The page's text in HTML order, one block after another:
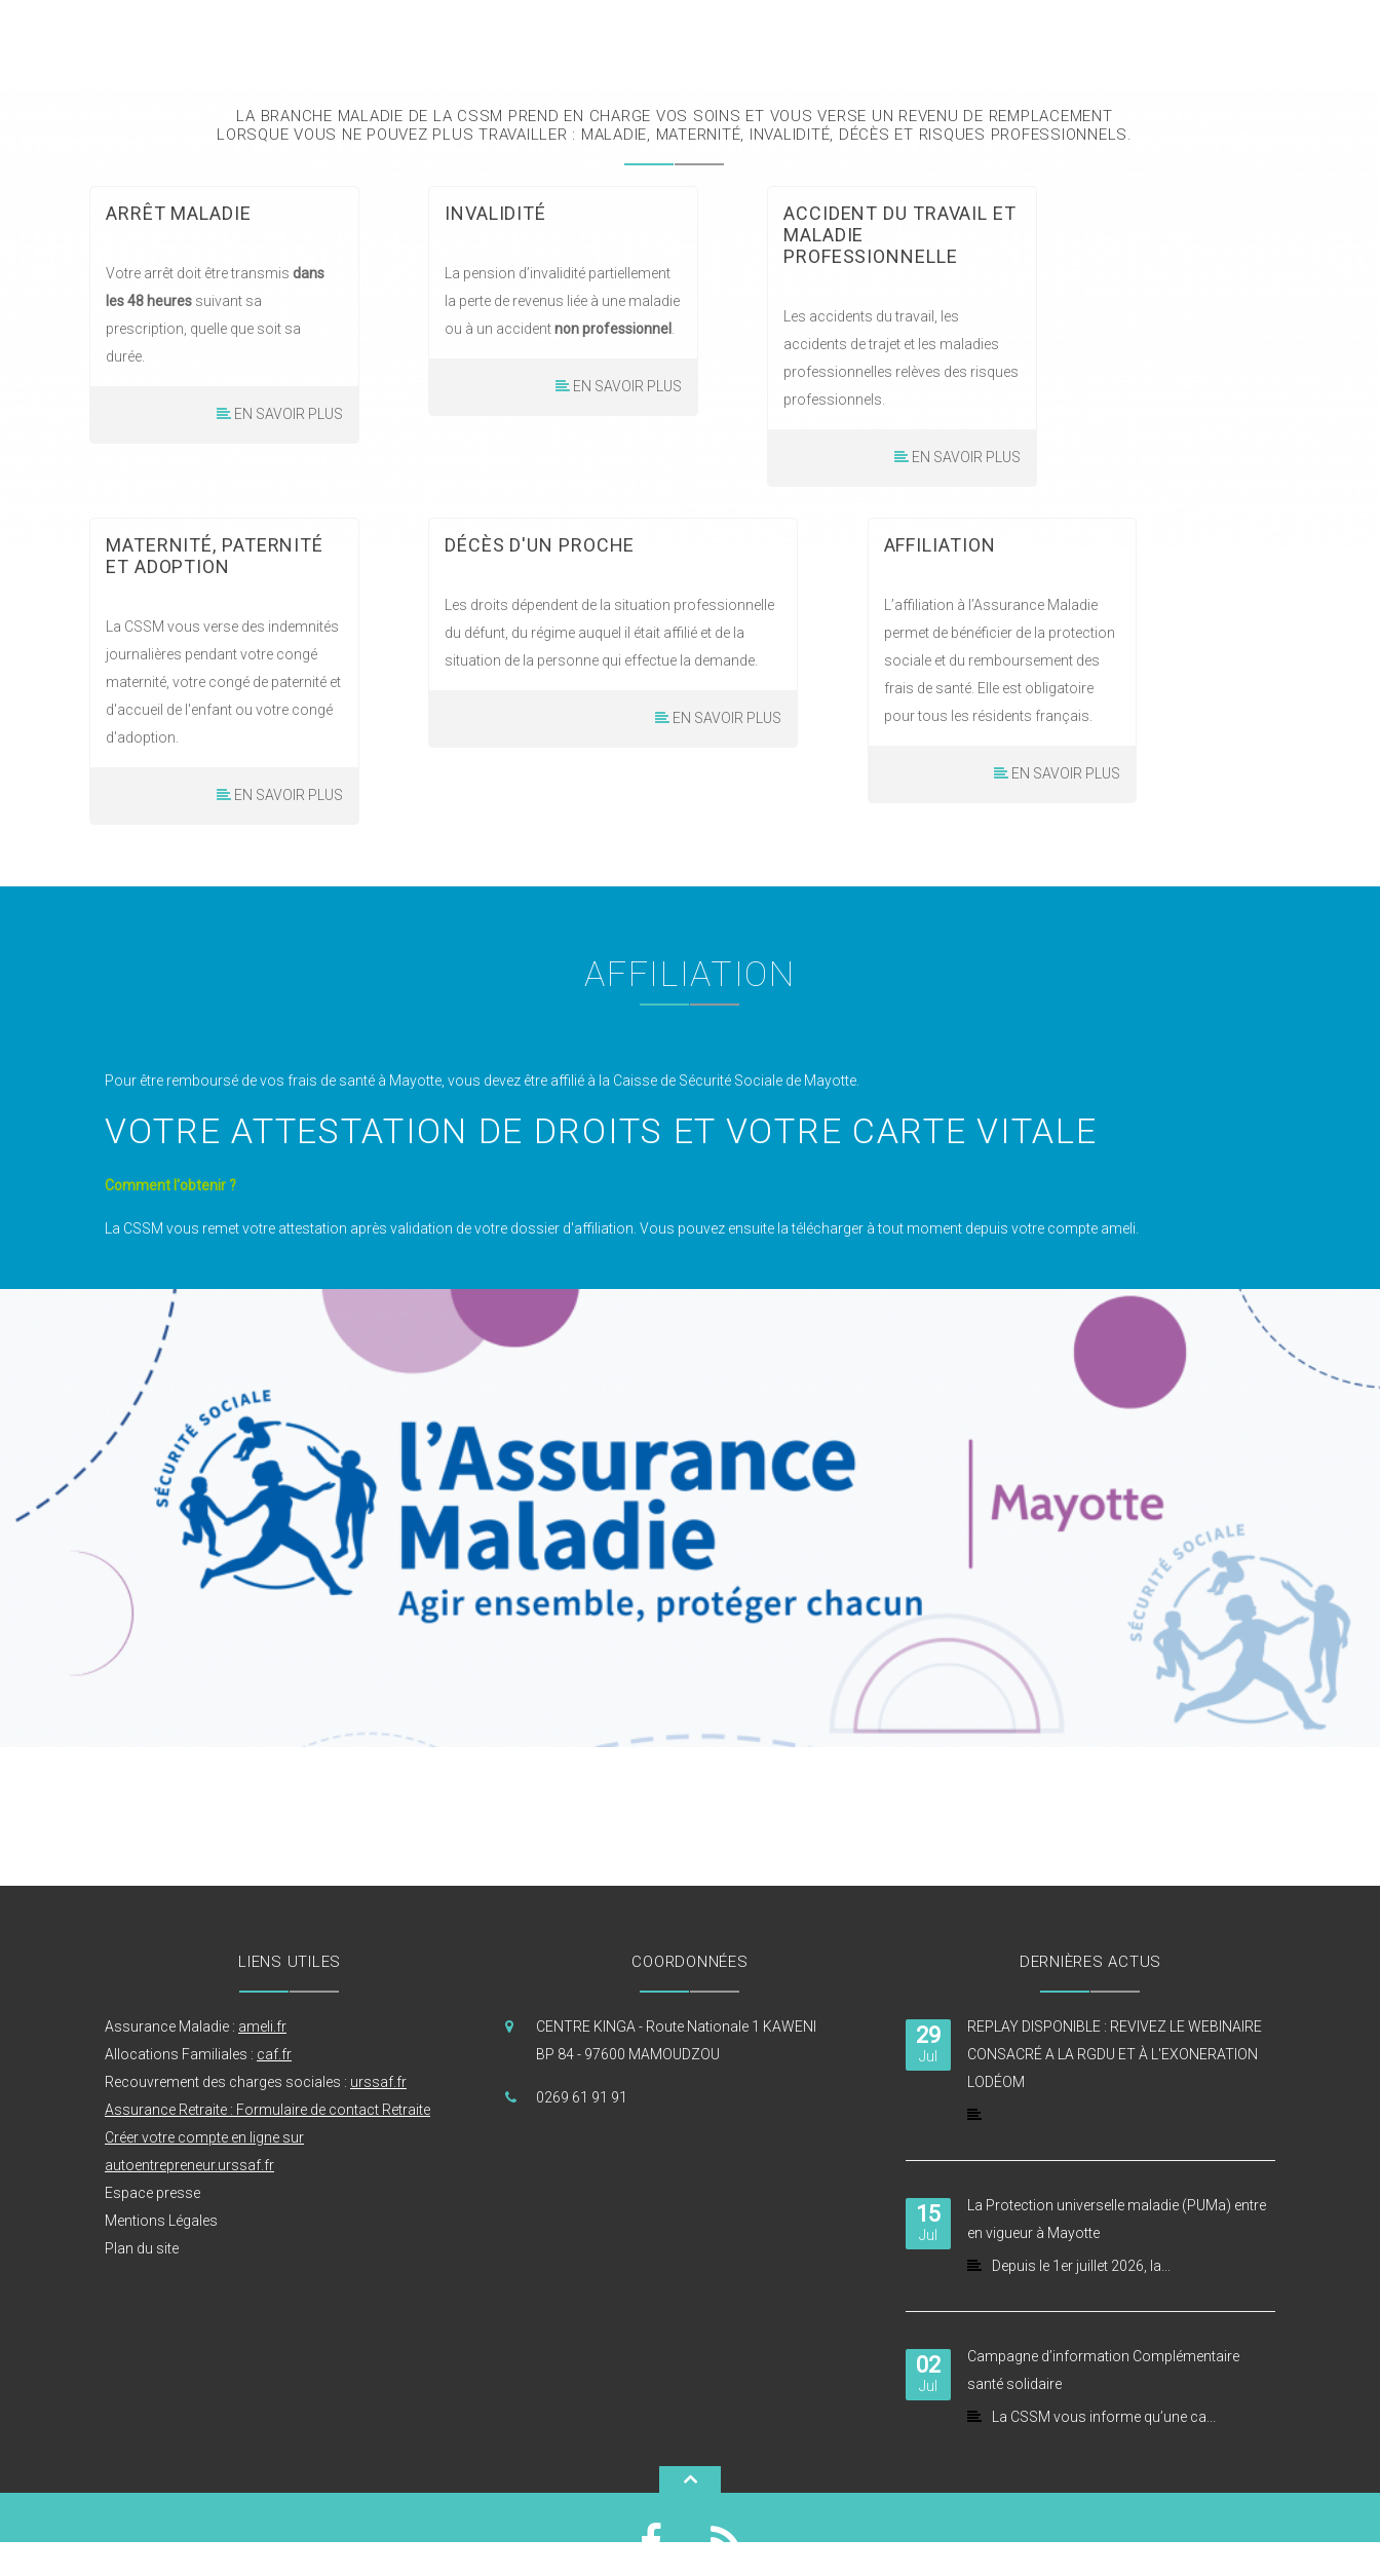
LA BRANCHE MALADIE DE LA CSSM PREND EN CHARGE VOS SOINS ET VOUS VERSE UN REVENU DE REMPLACEMENT
LORSQUE VOUS NE POUVEZ PLUS TRAVAILLER : MALADIE, MATERNITÉ, INVALIDITÉ, DÉCÈS ET RISQUES PROFESSIONNELS.
ARRÊT MALADIE
Votre arrêt doit être transmis dans
les 48 heures suivant sa
prescription, quelle que soit sa
durée.
EN SAVOIR PLUS
INVALIDITÉ
La pension d’invalidité partiellement
la perte de revenus liée à une maladie
ou à un accidentnon professionnel
EN SAVOIR PLUS
ACCIDENT DU TRAVAIL ET
MALADIE
PROFESSIONNELLE
Les accidents du travail, les
accidents de trajet et les maladies
professionnelles relèves des risques
professionnels.
EN SAVOIR PLUS
MATERNITÉ, PATERNITÉ
ET ADOPTION
La CSSM vous verse des indemnités
journalières pendant votre congé
maternité, votre congé de paternité et
d'accueil de l'enfant ou votre congé
d'adoption.
EN SAVOIR PLUS
DÉCÈS D'UN PROCHE
Les droits dépendent de la situation professionnelle
du défunt, du régime auquel il était affilié et de la
situation de la personne qui effectue la demande.
EN SAVOIR PLUS
AFFILIATION
L’affiliation à l’Assurance Maladie
permet de bénéficier de la protection
sociale et du remboursement des
frais de santé. Elle est obligatoire
pour tous les résidents français.
EN SAVOIR PLUS
AFFILIATION
Pour être remboursé de vos frais de santé à Mayotte, vous devez être affilié à la Caisse de Sécurité Sociale de Mayotte.
VOTRE ATTESTATION DE DROITS ET VOTRE CARTE VITALE
Comment l'obtenir ?
La CSSM vous remet votre attestation après validation de votre dossier d'affiliation. Vous pouvez ensuite la télécharger à tout moment depuis votre compte ameli.
LIENS UTILES
Assurance Maladie : ameli.fr
Allocations Familiales : caf.fr
Recouvrement des charges sociales : urssaf.fr
Assurance Retraite : Formulaire de contact Retraite
Créer votre compte en ligne sur
autoentrepreneur.urssaf.fr
Espace presse
Mentions Légales
Plan du site
COORDONNÉES
CENTRE KINGA - Route Nationale 1 KAWENI
BP 84 - 97600 MAMOUDZOU
0269 61 91 91
DERNIÈRES ACTUS
29
Jul
REPLAY DISPONIBLE : REVIVEZ LE WEBINAIRE
CONSACRÉ A LA RGDU ET À L'EXONERATION
LODÉOM
15
Jul
La Protection universelle maladie (PUMa) entre
en vigueur à Mayotte
Depuis le 1er juillet 2026, la...
02
Jul
Campagne d’information Complémentaire
santé solidaire
La CSSM vous informe qu’une ca...